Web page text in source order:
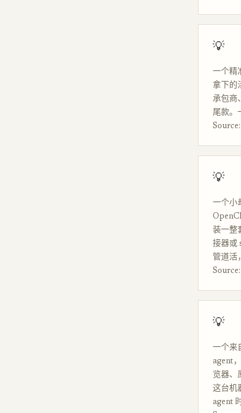
💡
一个精
拿下的
承包商
尾款。
Source:
💡
一个小
装一整
接器或
管道活
Source:
💡
一个来
agent
览器、
这台机
agent